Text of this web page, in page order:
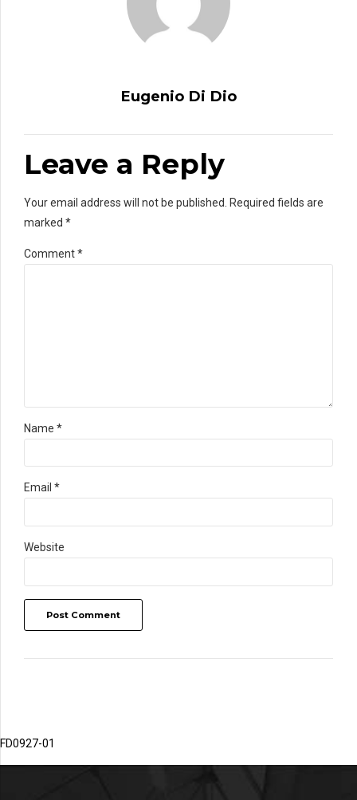
Eugenio Di Dio
Leave a Reply
Your email address will not be published. Required fields are
marked *
Comment*
Name *
Email *
Website
Post Comment
FD0927-01